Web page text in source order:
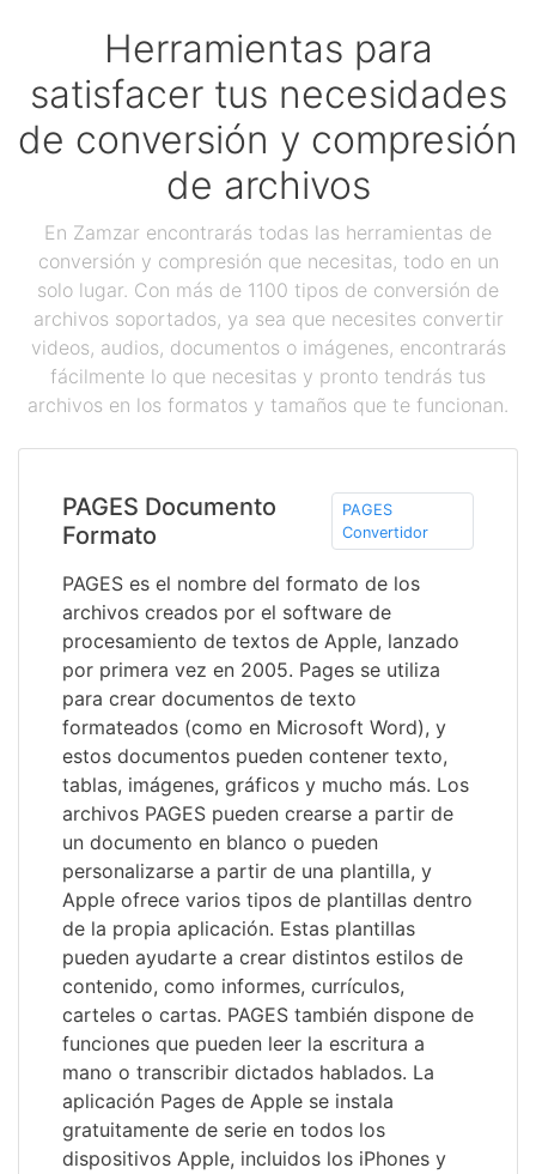
Herramientas para
satisfacer tus necesidades
de conversión y compresión
de archivos
En Zamzar encontrarás todas las herramientas de
conversión y compresión que necesitas, todo en un
solo lugar. Con más de 1100 tipos de conversión de
archivos soportados, ya sea que necesites convertir
videos, audios, documentos o imágenes, encontrarás
fácilmente lo que necesitas y pronto tendrás tus
archivos en los formatos y tamaños que te funcionan.
PAGES Documento
Formato
PAGES
Convertidor
PAGES es el nombre del formato de los
archivos creados por el software de
procesamiento de textos de Apple, lanzado
por primera vez en 2005. Pages se utiliza
para crear documentos de texto
formateados (como en Microsoft Word), y
estos documentos pueden contener texto,
tablas, imágenes, gráficos y mucho más. Los
archivos PAGES pueden crearse a partir de
un documento en blanco o pueden
personalizarse a partir de una plantilla, y
Apple ofrece varios tipos de plantillas dentro
de la propia aplicación. Estas plantillas
pueden ayudarte a crear distintos estilos de
contenido, como informes, currículos,
carteles o cartas. PAGES también dispone de
funciones que pueden leer la escritura a
mano o transcribir dictados hablados. La
aplicación Pages de Apple se instala
gratuitamente de serie en todos los
dispositivos Apple, incluidos los iPhones y